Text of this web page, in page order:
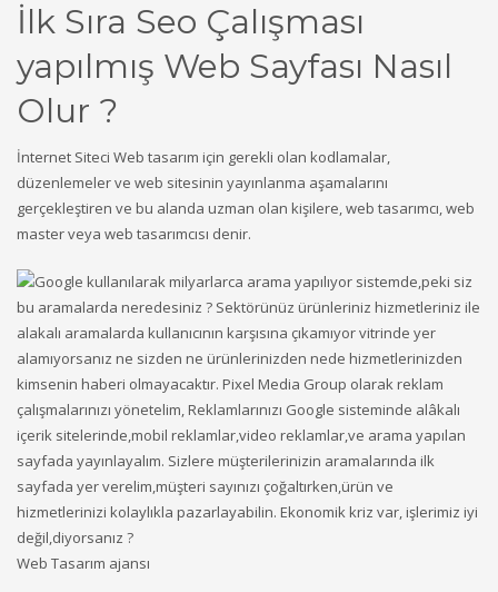
İlk Sıra Seo Çalışması
yapılmış Web Sayfası Nasıl
Olur ?
İnternet Siteci Web tasarım için gerekli olan kodlamalar,
düzenlemeler ve web sitesinin yayınlanma aşamalarını
gerçekleştiren ve bu alanda uzman olan kişilere, web tasarımcı, web
master veya web tasarımcısı denir.
Web Tasarım ajansı